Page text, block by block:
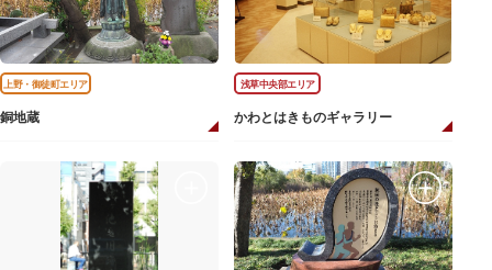
上野・御徒町エリア
銅地蔵
浅草中央部エリア
かわとはきものギャラリー